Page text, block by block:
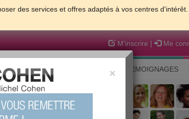
des services et offres adaptés à vos centres d'intérêt.
M'inscrire | Me
GROSSESSE & BEBE TEMOIGNAGES
×